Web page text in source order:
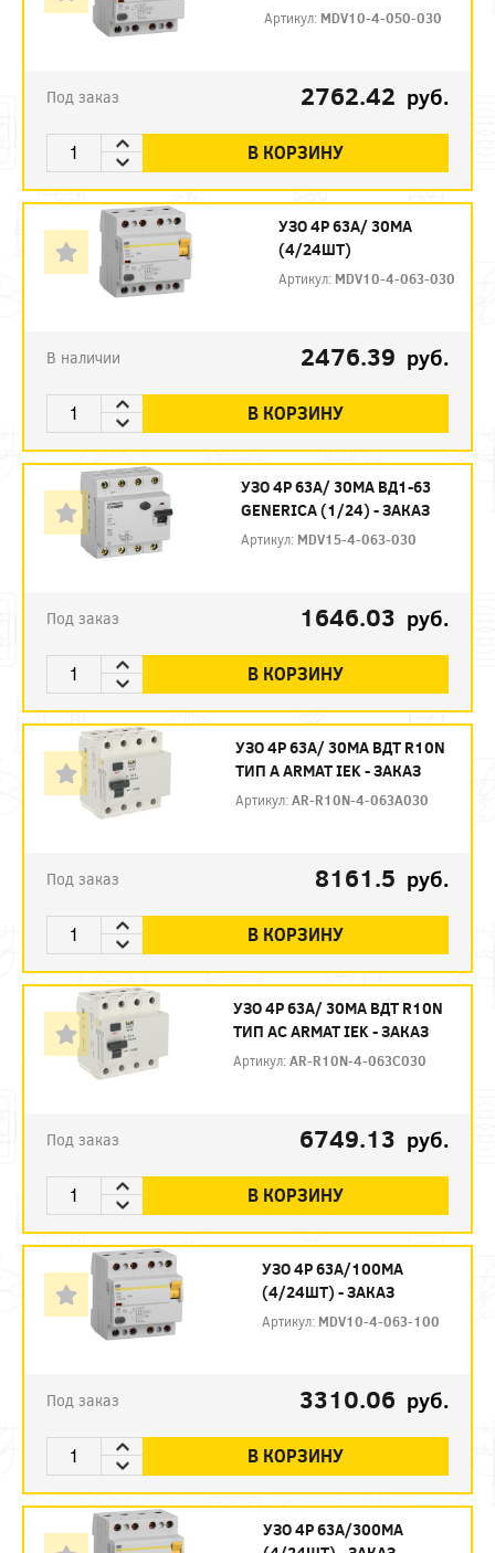
Артикул: MDV10-4-050-030
Под заказ 2762.42 руб.
В КОРЗИНУ
УЗО 4P 63А/ 30МА
(4/24ШТ)
Артикул: MDV10-4-063-030
В наличии 2476.39 руб.
В КОРЗИНУ
УЗО 4P 63А/ 30МА ВД1-63
GENERICA (1/24) - ЗАКАЗ
Артикул: MDV15-4-063-030
Под заказ 1646.03 руб.
В КОРЗИНУ
УЗО 4P 63А/ 30МА ВДТ R10N
ТИП А ARMAT IEK - ЗАКАЗ
Артикул:AR-R10N-4-063A030
Под заказ 8161.5 руб.
В КОРЗИНУ
УЗО 4P 63А/ 30МА ВДТ R10N
ТИП АC ARMAT IEK - ЗАКАЗ
Артикул:AR-R10N-4-063C030
Под заказ 6749.13 руб.
В КОРЗИНУ
УЗО 4P 63А/100МА
(4/24ШТ) - ЗАКАЗ
Артикул: MDV10-4-063-100
Под заказ 3310.06 руб.
В КОРЗИНУ
УЗО 4P 63А/300МА